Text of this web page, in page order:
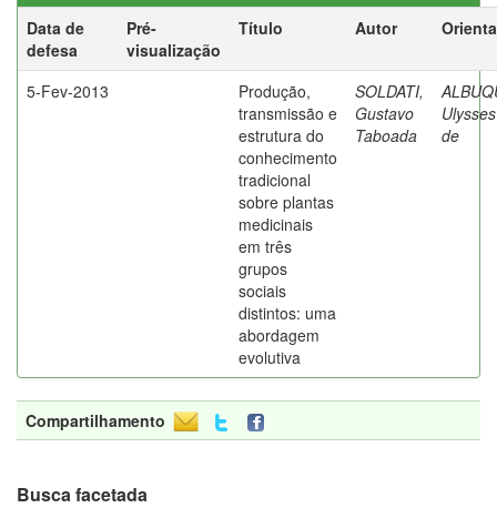
Data de
defesa
Pré-
visualização
Título Autor
5-Fev-2013
Produção,
transmissão e
estrutura do
conhecimento
tradicional
sobre plantas
medicinais
em três
grupos
sociais
distintos: uma
abordagem
evolutiva
SOLDATI,
Gustavo
Taboada
de
Compartilhamento
Busca facetada